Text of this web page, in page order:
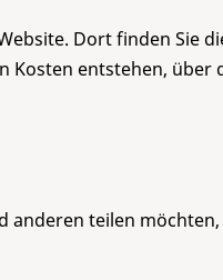
Dort finden Sie
entstehen, über
teilen